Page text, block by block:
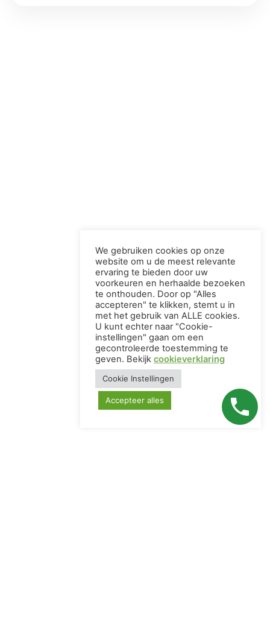
We gebruiken cookies op onze
website om u de meest relevante
ervaring te bieden door uw
voorkeuren en herhaalde bezoeken
te onthouden. Door op "Alles
accepteren" te klikken, stemt u in
met het gebruik van ALLE cookies.
U kunt echter naar "Cookie-
instellingen" gaan om een ​​
gecontroleerde toestemming te
geven. Bekijk cookieverklaring
Cookie Instellingen
Accepteer alles